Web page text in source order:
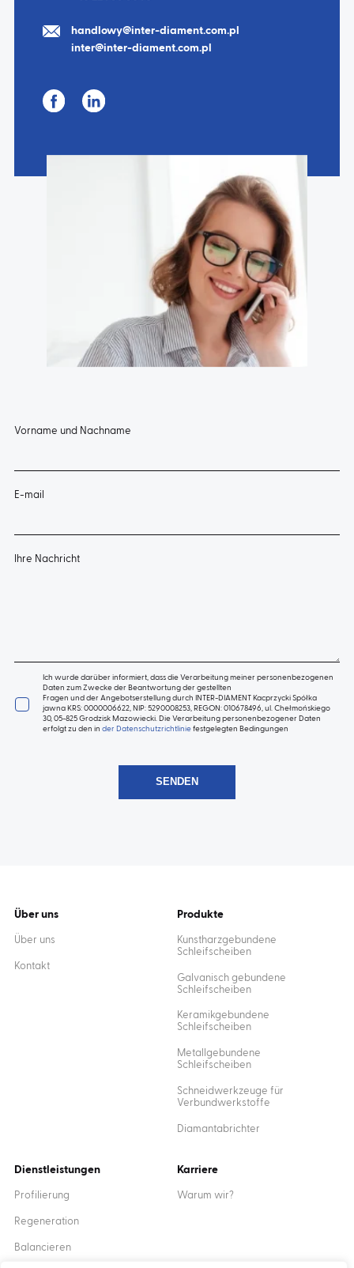
handlowy@inter-diament.com.pl
inter@inter-diament.com.pl
Vorname und Nachname
E-mail
Ihre Nachricht
Ich wurde darüber informiert, dass die Verarbeitung meiner personenbezogenen
Daten zum Zwecke der Beantwortung der gestellten
Fragen und der Angebotserstellung durch INTER-DIAMENT Kacprzycki Spółka
jawna KRS: 0000006622, NIP: 5290008253, REGON: 010678496, ul. Chełmońskiego
30, 05-825 Grodzisk Mazowiecki. Die Verarbeitung personenbezogener Daten
erfolgt zu den in der Datenschutzrichtliniefestgelegten Bedingungen
Über uns
Über uns
Kontakt
Produkte
Kunstharzgebundene
Schleifscheiben
Galvanisch gebundene
Schleifscheiben
Keramikgebundene
Schleifscheiben
Metallgebundene
Schleifscheiben
Schneidwerkzeuge für
Verbundwerkstoffe
Diamantabrichter
Dienstleistungen
Profilierung
Regeneration
Balancieren
Karriere
Warum wir?